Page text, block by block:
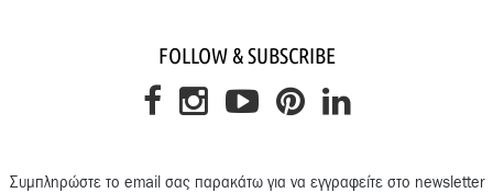
FOLLOW & SUBSCRIBE
Συμπληρώστε το email σας παρακάτω για να εγγραφείτε στο newsletter